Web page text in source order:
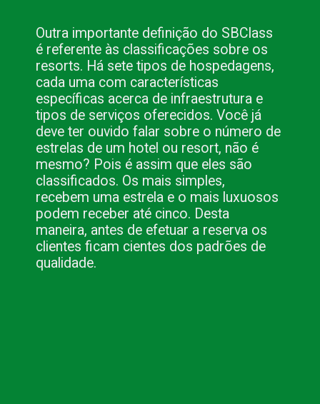
Outra importante definição do SBClass
é referente às classificações sobre os
resorts. Há sete tipos de hospedagens,
cada uma com características
específicas acerca de infraestrutura e
tipos de serviços oferecidos. Você já
deve ter ouvido falar sobre o número de
estrelas de um hotel ou resort, não é
mesmo? Pois é assim que eles são
classificados. Os mais simples,
recebem uma estrela e o mais luxuosos
podem receber até cinco. Desta
maneira, antes de efetuar a reserva os
clientes ficam cientes dos padrões de
qualidade.